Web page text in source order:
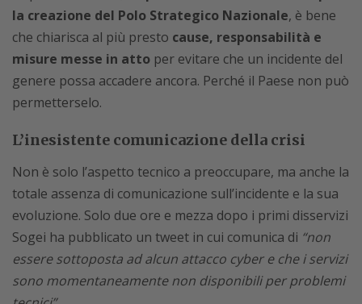
la creazione del Polo Strategico Nazionale, è bene
che chiarisca al più presto cause, responsabilità e
misure messe in atto per evitare che un incidente del
genere possa accadere ancora. Perché il Paese non può
permetterselo.
L’inesistente comunicazione della crisi
Non è solo l’aspetto tecnico a preoccupare, ma anche la
totale assenza di comunicazione sull’incidente e la sua
evoluzione. Solo due ore e mezza dopo i primi disservizi
Sogei ha pubblicato un tweet in cui comunica di “non
essere sottoposta ad alcun attacco cyber e che i servizi
sono momentaneamente non disponibili per problemi